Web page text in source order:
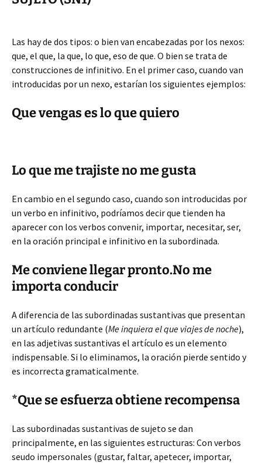
Las hay de dos tipos: o bien van encabezadas por los nexos:
que, el que, la que, lo que, eso de que. O bien se trata de
construcciones de infinitivo. En el primer caso, cuando van
introducidas por un nexo, estarían los siguientes ejemplos:
Que vengas es lo que quiero
Lo que me trajiste no me gusta
En cambio en el segundo caso, cuando son introducidas por
un verbo en infinitivo, podríamos decir que tienden ha
aparecer con los verbos convenir, importar, necesitar, ser,
en la oración principal e infinitivo en la subordinada.
Me conviene llegar pronto.No me
importa conducir
A diferencia de las subordinadas sustantivas que presentan
un artículo redundante (Me inquiera el que viajes de noche),
en las adjetivas sustantivas el artículo es un elemento
indispensable. Si lo eliminamos, la oración pierde sentido y
es incorrecta gramaticalmente.
*Que se esfuerza obtiene recompensa
Las subordinadas sustantivas de sujeto se dan
principalmente, en las siguientes estructuras: Con verbos
seudo impersonales (gustar, faltar, apetecer, importar,